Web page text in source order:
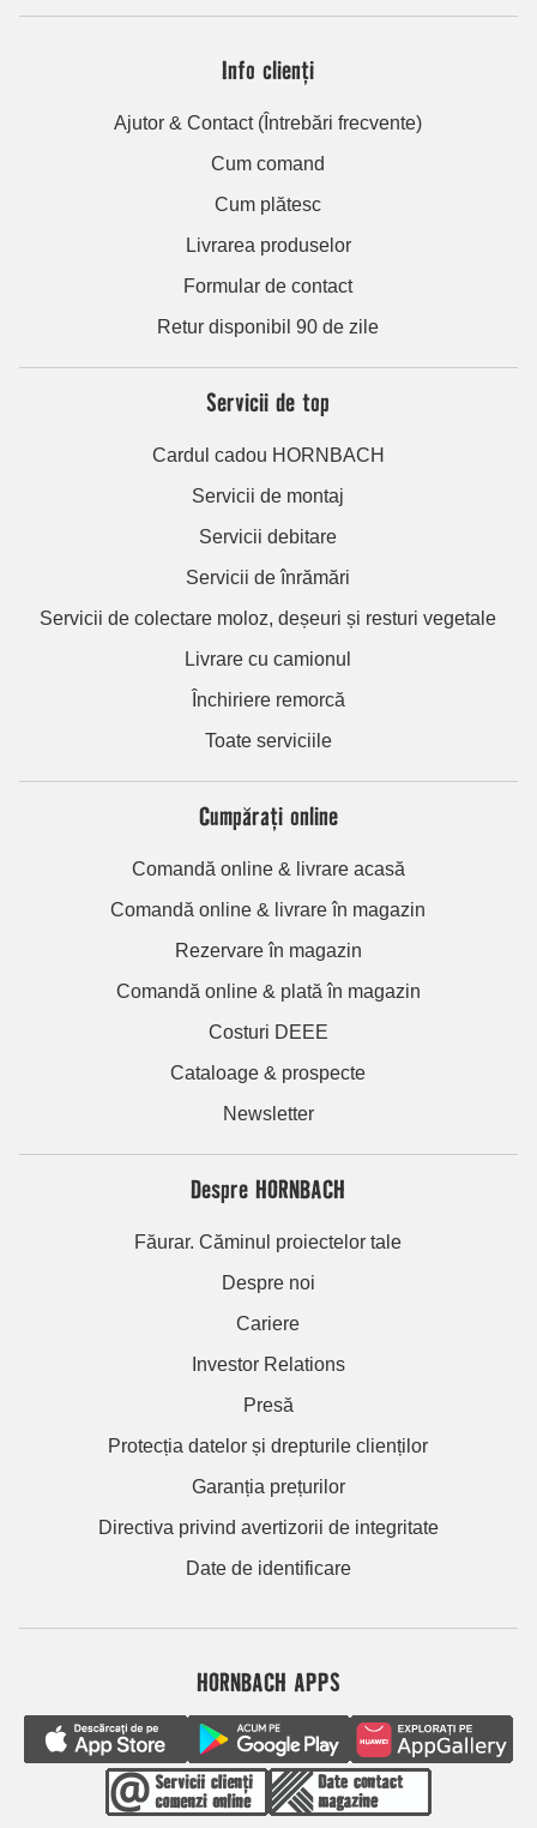
Info clienți
Ajutor & Contact (Întrebări frecvente)
Cum comand
Cum plătesc
Livrarea produselor
Formular de contact
Retur disponibil 90 de zile
Servicii de top
Cardul cadou HORNBACH
Servicii de montaj
Servicii debitare
Servicii de înrămări
Servicii de colectare moloz, deșeuri și resturi vegetale
Livrare cu camionul
Închiriere remorcă
Toate serviciile
Cumpărați online
Comandă online & livrare acasă
Comandă online & livrare în magazin
Rezervare în magazin
Comandă online & plată în magazin
Costuri DEEE
Cataloage & prospecte
Newsletter
Despre HORNBACH
Făurar. Căminul proiectelor tale
Despre noi
Cariere
Investor Relations
Presă
Protecția datelor și drepturile clienților
Garanția prețurilor
Directiva privind avertizorii de integritate
Date de identificare
HORNBACH APPS